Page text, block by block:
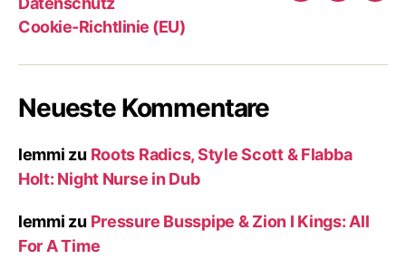
Cookie-Richtlinie (EU)
Neueste Kommentare
lemmi zu Roots Radics, Style Scott & Flabba
Holt: Night Nurse in Dub
lemmi zu Pressure Busspipe & Zion I Kings: All
For A Time